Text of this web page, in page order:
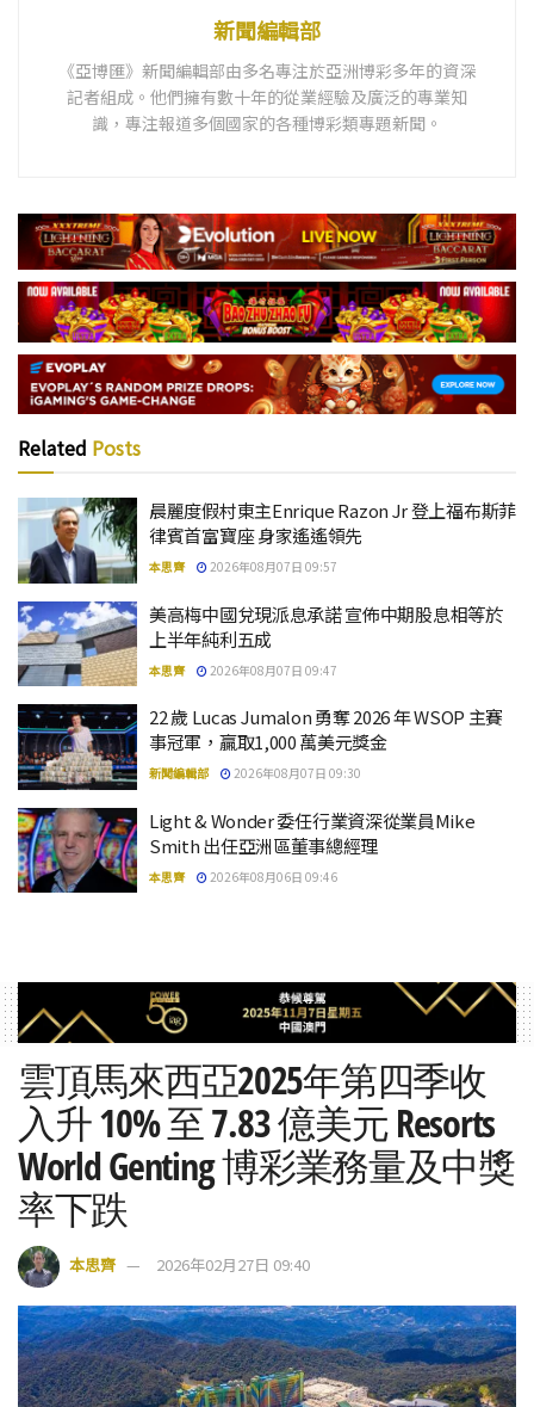
新聞編輯部
《亞博匯》新聞編輯部由多名專注於亞洲博彩多年的資深
記者組成。他們擁有數十年的從業經驗及廣泛的專業知
識，專注報道多個國家的各種博彩類專題新聞。
Related Posts
晨麗度假村東主Enrique Razon Jr 登上福布斯菲
律賓首富寶座 身家遙遙領先
本思齊 2026年08月07日 09:57
美高梅中國兌現派息承諾 宣佈中期股息相等於
上半年純利五成
本思齊 2026年08月07日 09:47
22 歲 Lucas Jumalon 勇奪 2026 年 WSOP 主賽
事冠軍，贏取1,000 萬美元獎金
新聞編輯部 2026年08月07日 09:30
Light & Wonder 委任行業資深從業員Mike
Smith 出任亞洲區董事總經理
本思齊 2026年08月06日 09:46
雲頂馬來西亞2025年第四季收
入升 10% 至 7.83 億美元 Resorts
World Genting 博彩業務量及中獎
率下跌
本思齊 2026年02月27日 09:40